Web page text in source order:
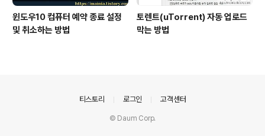
윈도우10 컴퓨터 예약 종료 설정
및 취소하는 방법
토렌트(uTorrent) 자동 업로드
막는 방법
티스토리 로그인 고객센터
© Daum Corp.